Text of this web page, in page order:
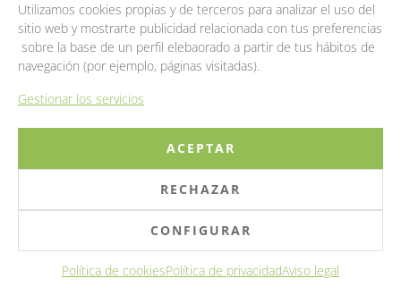
Utilizamos cookies propias y de terceros para analizar el uso del
sitio web y mostrarte publicidad relacionada con tus preferencias
sobre la base de un perfil elebaorado a partir de tus hábitos de
navegación (por ejemplo, páginas visitadas).
Gestionar los servicios
ACEPTAR
RECHAZAR
CONFIGURAR
Política de cookiesPolítica de privacidadAviso legal
© 2025 OGISA INFRAESTRUCTURAS
AVISO LEGAL|PRIVACIDAD|